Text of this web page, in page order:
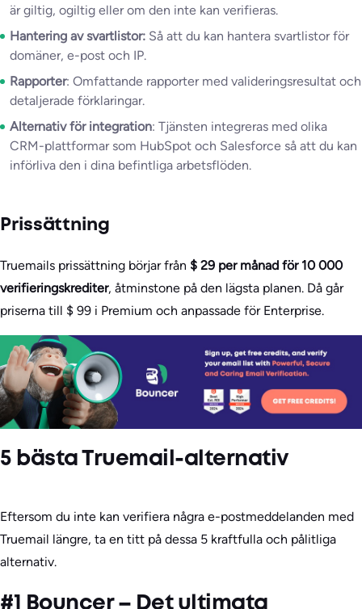
är giltig, ogiltig eller om den inte kan verifieras.
Hantering av svartlistor: Så att du kan hantera svartlistor för
domäner, e-post och IP.
Rapporter: Omfattande rapporter med valideringsresultat och
detaljerade förklaringar.
Alternativ för integration: Tjänsten integreras med olika
CRM-plattformar som HubSpot och Salesforce så att du kan
införliva den i dina befintliga arbetsflöden.
Prissättning
Truemails prissättning börjar från $ 29 per månad för 10 000
verifieringskrediter, åtminstone på den lägsta planen. Då går
priserna till $ 99 i Premium och anpassade för Enterprise.
5 bästa Truemail-alternativ
Eftersom du inte kan verifiera några e-postmeddelanden med
Truemail längre, ta en titt på dessa 5 kraftfulla och pålitliga
alternativ.
#1 Bouncer – Det ultimata